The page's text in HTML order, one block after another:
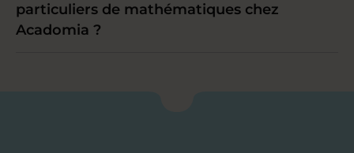
particuliers de mathématiques chez
Acadomia ?